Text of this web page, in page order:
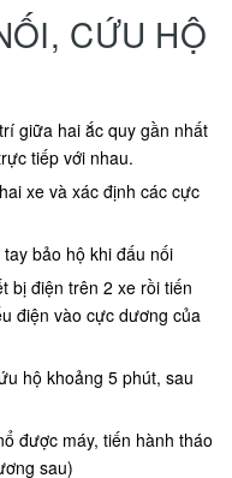
CỨU HỘ
giữa hai ắc quy gần nhất
tiếp với nhau.
xe và xác định các cực
bảo hộ khi đấu nối
bị điện trên 2 xe rồi tiến
điện vào cực dương của
hộ khoảng 5 phút, sau
được máy, tiến hành tháo
sau)